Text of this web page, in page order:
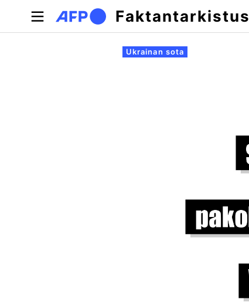
Hyppää pääsisältöön
Faktantarkistus
Ensisijaiset välilehdet
Ukrainan sota